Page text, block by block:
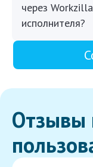
через
исполнителя?
Отзывы